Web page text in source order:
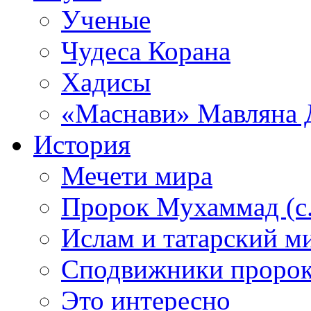
Ученые
Чудеса Корана
Хадисы
«Маснави» Мавляна
История
Мечети мира
Пророк Мухаммад
Ислам и татарский
Сподвижники
Это интересно